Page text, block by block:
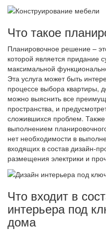
Что такое
Планировочное решение –
которой является придание
максимальной
Эта услуга может быть
процессе выбора квартиры,
можно выяснить все
пространства, и
сложившихся проблем. Также
выполнением
нет необходимости в
входящих в состав дизайн-
размещения электрики и
Что входит в
интерьера под
дома